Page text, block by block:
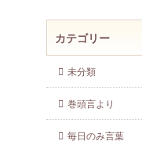
カテゴリー
未分類
巻頭言より
毎日のみ言葉